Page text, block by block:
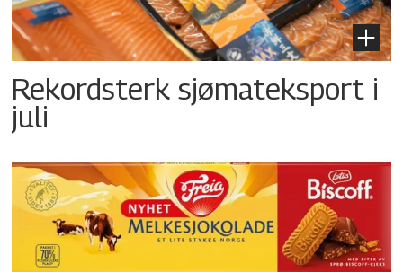
Rekordsterk sjømateksport i
juli